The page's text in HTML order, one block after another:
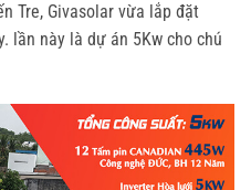
Tre, Givasolar vừa lắp đặt
lần này là dự án 5Kw cho chú